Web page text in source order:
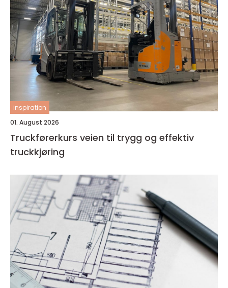
inspiration
01. August 2026
Truckførerkurs veien til trygg og effektiv
truckkjøring